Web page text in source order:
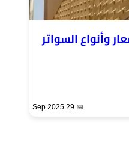
بالرياض 2025 أسعار وأنواع السواتر
📅 29 Sep 2025